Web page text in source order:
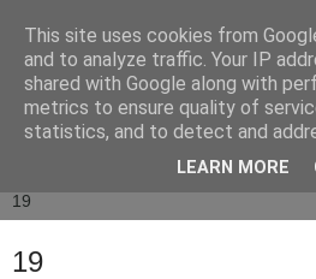
19
This site uses cookies from
and to analyze traffic. Your IP
shared with Google along with
metrics to ensure quality of
statistics, and to detect and
LEARN MORE